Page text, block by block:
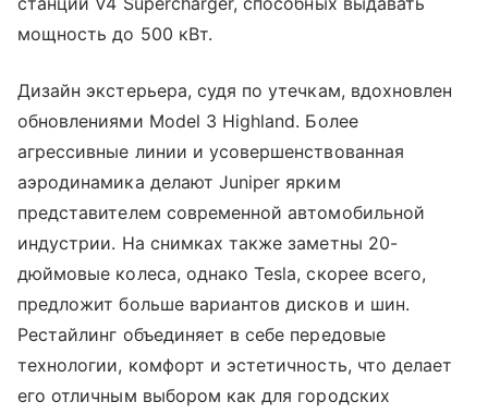
мощность до 500 кВт.
Дизайн экстерьера, судя по утечкам, вдохновлен
обновлениями Model 3 Highland. Более
агрессивные линии и усовершенствованная
аэродинамика делают Juniper ярким
представителем современной автомобильной
индустрии. На снимках также заметны 20-
дюймовые колеса, однако Tesla, скорее всего,
предложит больше вариантов дисков и шин.
Рестайлинг объединяет в себе передовые
технологии, комфорт и эстетичность, что делает
его отличным выбором как для городских